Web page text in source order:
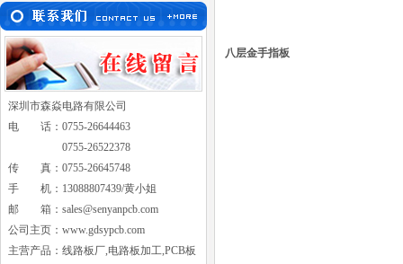
Rohm Iteq
深圳市森焱电路有限公司
电 话：0755-26644463
0755-26522378
传 真：0755-26645748
手 机：13088807439/黄小姐
邮 箱： sales@senyanpcb.com
公司主页： www.gdsypcb.com
主营产品：线路板厂,电路板加工,PCB板
八层金手指板